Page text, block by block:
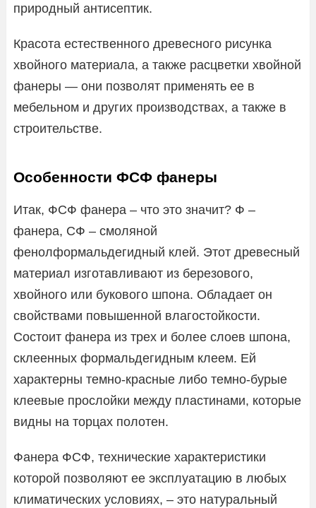
природный антисептик.
Красота естественного древесного рисунка
хвойного материала, а также расцветки хвойной
фанеры — они позволят применять ее в
мебельном и других производствах, а также в
строительстве.
Особенности ФСФ фанеры
Итак, ФСФ фанера – что это значит? Ф –
фанера, СФ – смоляной
фенолформальдегидный клей. Этот древесный
материал изготавливают из березового,
хвойного или букового шпона. Обладает он
свойствами повышенной влагостойкости.
Состоит фанера из трех и более слоев шпона,
склеенных формальдегидным клеем. Ей
характерны темно-красные либо темно-бурые
клеевые прослойки между пластинами, которые
видны на торцах полотен.
Фанера ФСФ, технические характеристики
которой позволяют ее эксплуатацию в любых
климатических условиях, – это натуральный